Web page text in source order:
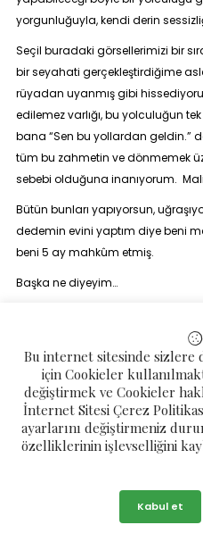
yorgunluğuyla, kendi derin
Seçil buradaki görsellerimizi bir
bir seyahati gerçekleştirdiğime
rüyadan uyanmış gibi
edilemez varlığı, bu yolculuğun
bana “Sen bu yollardan geldin.”
tüm bu zahmetin ve dönmemek
sebebi olduğuna inanıyorum.
Bütün bunları yapıyorsun,
dedemin evini yaptım diye beni
beni 5 ay mahkûm etmiş.
Başka ne diyeyim…
Kaynak; Çamlıhemşin Dergisi 6.
Bu internet sitesinde sizlere
için Cookieler
değiştirmek ve Cookieler
İnternet Sitesi Çerez
ayarlarını değiştirmeniz
özelliklerinin işlevselliğini
Kabul et